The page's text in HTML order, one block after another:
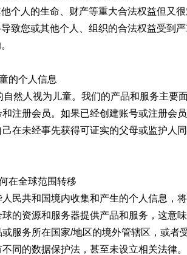
人的生命、财产等重大合法权益但又很
您或其他个人、组织的合法权益受到严
的个人信息
然人视为儿童。我们的产品和服务主要
注册会员。如果已经创建账号或注册会
己在未经事先获得可证实的父母或监护人
在全球范围转移
民共和国境内收集和产生的个人信息，
的资源和服务器提供产品和服务，这意
服务所在国家/地区的境外管辖区，或者
同的数据保护法，甚至未设立相关法律